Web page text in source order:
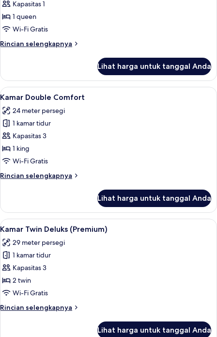
Kamar
Double
(Single
Kapasitas 1
1 queen
Wi-Fi Gratis
Rincian selengkapnya
Rincian
Kamar
Double
(Single
Lihat harga untuk tanggal Anda
Lihat
semua
foto
untuk
Kamar
Double
Comfort
Kamar Double Comfort | Selimut
7
Kamar Double Comfort
24 meter persegi
1 kamar tidur
Kapasitas 3
1 king
Wi-Fi Gratis
Rincian selengkapnya
Rincian
Kamar
Double
Comfort
Lihat harga untuk tanggal Anda
Lihat
semua
foto
untuk
Kamar
Twin
Deluks
Kamar Twin Deluks (Premium) |
7
Kamar Twin Deluks (Premium)
29 meter persegi
1 kamar tidur
Kapasitas 3
2 twin
Wi-Fi Gratis
Rincian selengkapnya
Rincian
Lihat harga untuk tanggal Anda